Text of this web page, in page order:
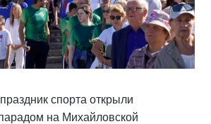
спорта открыли
на Михайловской